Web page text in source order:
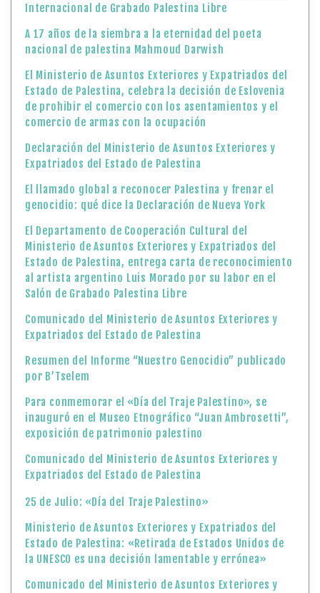
Internacional de Grabado Palestina Libre
A 17 años de la siembra a la eternidad del poeta
nacional de palestina Mahmoud Darwish
El Ministerio de Asuntos Exteriores y Expatriados del
Estado de Palestina, celebra la decisión de Eslovenia
de prohibir el comercio con los asentamientos y el
comercio de armas con la ocupación
Declaración del Ministerio de Asuntos Exteriores y
Expatriados del Estado de Palestina
El llamado global a reconocer Palestina y frenar el
genocidio: qué dice la Declaración de Nueva York
El Departamento de Cooperación Cultural del
Ministerio de Asuntos Exteriores y Expatriados del
Estado de Palestina, entrega carta de reconocimiento
al artista argentino Luis Morado por su labor en el
Salón de Grabado Palestina Libre
Comunicado del Ministerio de Asuntos Exteriores y
Expatriados del Estado de Palestina
Resumen del Informe “Nuestro Genocidio” publicado
por B’Tselem
Para conmemorar el «Día del Traje Palestino», se
inauguró en el Museo Etnográfico “Juan Ambrosetti”,
exposición de patrimonio palestino
Comunicado del Ministerio de Asuntos Exteriores y
Expatriados del Estado de Palestina
25 de Julio: «Día del Traje Palestino»
Ministerio de Asuntos Exteriores y Expatriados del
Estado de Palestina: «Retirada de Estados Unidos de
la UNESCO es una decisión lamentable y errónea»
Comunicado del Ministerio de Asuntos Exteriores y